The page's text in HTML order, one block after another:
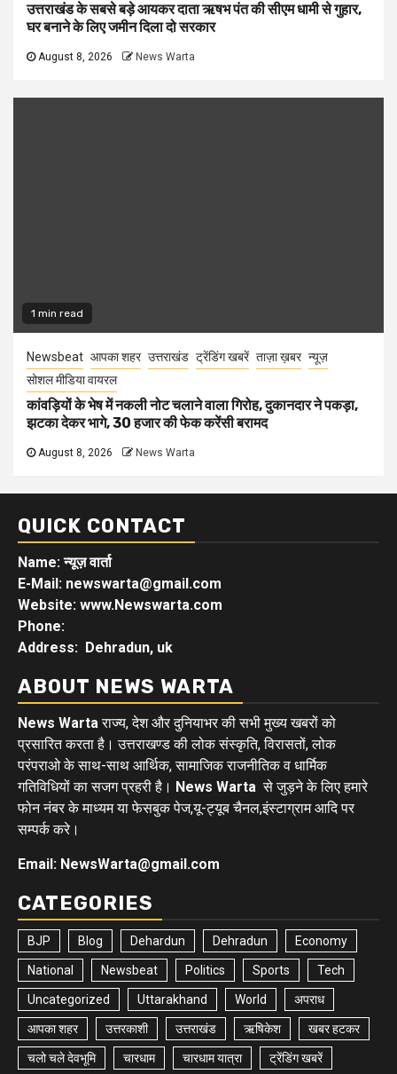
उत्तराखंड के सबसे बड़े आयकर दाता ऋषभ पंत की सीएम धामी से गुहार,
घर बनाने के लिए जमीन दिला दो सरकार
August 8, 2026 News Warta
1 min read
Newsbeat आपका शहर उत्तराखंड ट्रेंडिंग खबरें ताज़ा ख़बर न्यूज़
सोशल मीडिया वायरल
कांवड़ियों के भेष में नकली नोट चलाने वाला गिरोह, दुकानदार ने पकड़ा,
झटका देकर भागे, 30 हजार की फेक करेंसी बरामद
August 8, 2026 News Warta
QUICK CONTACT
Name: न्यूज़ वार्ता
E-Mail: newswarta@gmail.com
Website: www.Newswarta.com
Phone:
Address: Dehradun, uk
ABOUT NEWS WARTA
News Wartaराज्य, देश और दुनियाभर की सभी मुख्य खबरों को
प्रसारित करता है। उत्तराखण्ड की लोक संस्कृति, विरासतों, लोक
परंपराओ के साथ-साथ आर्थिक, सामाजिक राजनीतिक व धार्मिक
गतिविधियों का सजग प्रहरी है। News Warta से जुड़ने के लिए हमारे
फोन नंबर के माध्यम या फेसबुक पेज,यू-ट्यूब चैनल,इंस्टाग्राम आदि पर
सम्पर्क करे।
Email: NewsWarta@gmail.com
CATEGORIES
BJP Blog Dehardun Dehradun Economy
National Newsbeat Politics Sports Tech
Uncategorized Uttarakhand World अपराध
आपका शहर उत्तरकाशी उत्तराखंड ऋषिकेश खबर हटकर
चलो चले देवभूमि चारधाम चारधाम यात्रा ट्रेंडिंग खबरें